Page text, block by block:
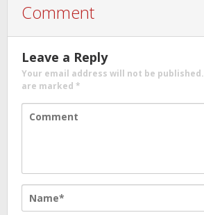
Comment
Leave a Reply
Your email address will not be published.
are marked *